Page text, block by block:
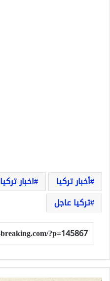
أخبار تركيا اخبار تركيا
تركيا عاجل